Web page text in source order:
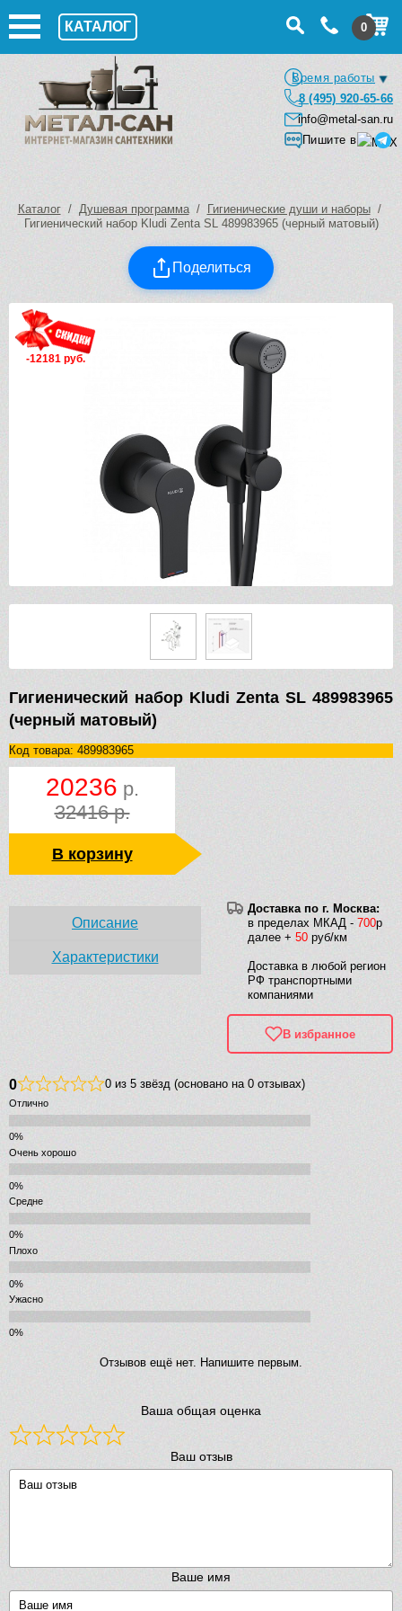
КАТАЛОГ 0
Время работы
8 (495) 920-65-66
info@metal-san.ru
Пишите в
Каталог/ Душевая программа/ Гигиенические души и наборы/
Гигиенический набор Kludi Zenta SL 489983965 (черный матовый)
Поделиться
-12181 руб.
Гигиенический набор Kludi Zenta SL 489983965
(черный матовый)
Код товара: 489983965
20236 р.
32416 р.
В корзину
Доставка по г. Москва:
в пределах МКАД - 700р
далее + 50 руб/км
Доставка в любой регион
РФ транспортными
компаниями
В избранное
Описание
Характеристики
0 0 из 5 звёзд (основано на 0 отзывах)
Отлично
Очень хорошо
Средне
Плохо
Ужасно
Отзывов ещё нет. Напишите первым.
Ваша общая оценка
Ваш отзыв
Ваше имя